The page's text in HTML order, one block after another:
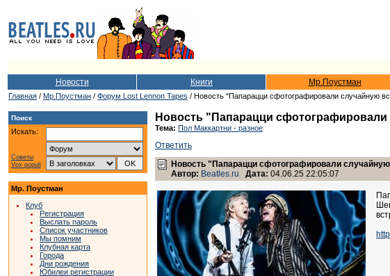
Новости Книги Мр.Поустман
Главная / Мр.Поустман / Форум Lost Lennon Tapes / Новость "Папарацци сфотографировали случайную
Поиск
Искать:
Советы
Vox populi
Мр. Поустман
Клуб
Регистрация
Выслать пароль
Список участников
Мы помним
Клубная карта
Города
Дни рождения
Юбилеи регистрации
Новость "Папарацци
Тема: Пол Маккартни - разное
Ответить
Новость "Папарацци сфотографировали
Автор: Beatles.ru Дата: 04.06.25 22:05:07